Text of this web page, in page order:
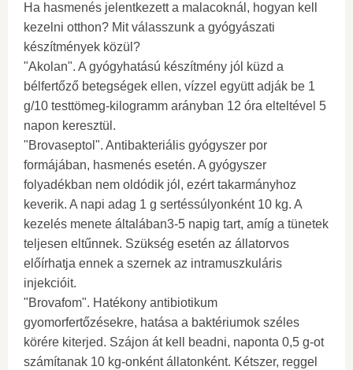
Ha hasmenés jelentkezett a malacoknál, hogyan kell
kezelni otthon? Mit válasszunk a gyógyászati ​​
készítmények közül?
"Akolan". A gyógyhatású készítmény jól küzd a
bélfertőző betegségek ellen, vízzel együtt adják be 1
g/10 testtömeg-kilogramm arányban 12 óra elteltével 5
napon keresztül.
"Brovaseptol". Antibakteriális gyógyszer por
formájában, hasmenés esetén. A gyógyszer
folyadékban nem oldódik jól, ezért takarmányhoz
keverik. A napi adag 1 g sertéssúlyonként 10 kg. A
kezelés menete általában3-5 napig tart, amíg a tünetek
teljesen eltűnnek. Szükség esetén az állatorvos
előírhatja ennek a szernek az intramuszkuláris
injekcióit.
"Brovafom". Hatékony antibiotikum
gyomorfertőzésekre, hatása a baktériumok széles
körére kiterjed. Szájon át kell beadni, naponta 0,5 g-ot
számítanak 10 kg-onként állatonként. Kétszer, reggel